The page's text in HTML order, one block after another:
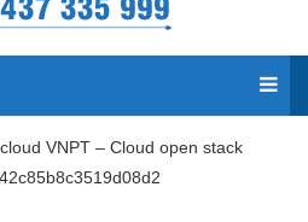
VNPT – Cloud open stack